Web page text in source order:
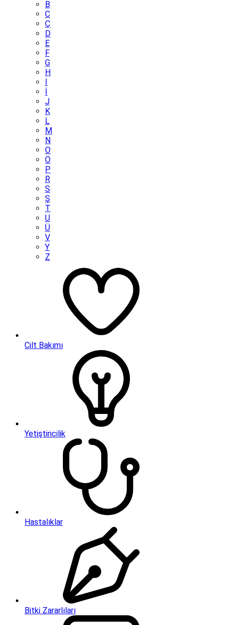
B
C
Ç
D
E
F
G
H
I
İ
J
K
L
M
N
O
Ö
P
R
S
Ş
T
U
Ü
V
Y
Z
Cilt Bakımı
Yetiştiricilik
Hastalıklar
Bitki Zararlıları